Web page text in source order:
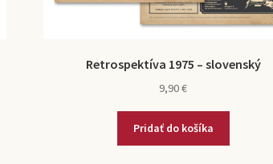
Retrospektíva 1975 – slovenský
9,90€
Pridať do košíka